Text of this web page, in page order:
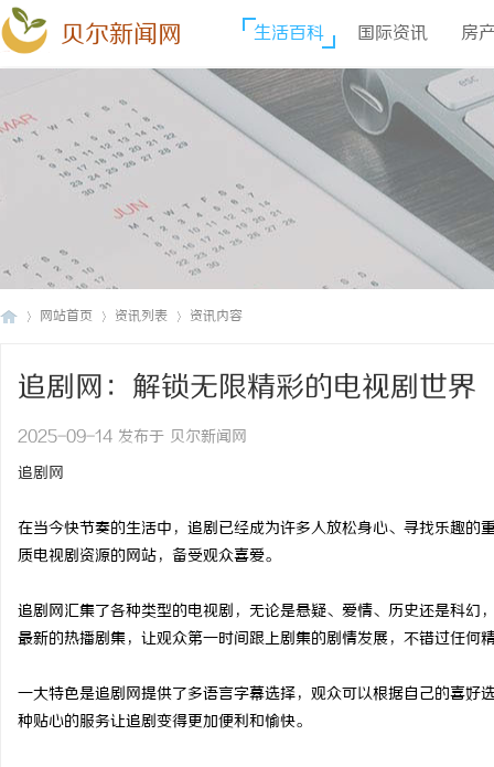
贝尔新闻网 生活百科 国际资讯 房
网站首页 资讯列表 资讯内容
追剧网：解锁无限精彩的电视剧世界
2025-09-14 发布于 贝尔新闻网
追剧网
在当今快节奏的生活中，追剧已经成为许多人放松身心、寻找乐趣
质电视剧资源的网站，备受观众喜爱。
追剧网汇集了各种类型的电视剧，无论是悬疑、爱情、历史还是科
最新的热播剧集，让观众第一时间跟上剧集的剧情发展，不错过任何
一大特色是追剧网提供了多语言字幕选择，观众可以根据自己的喜
种贴心的服务让追剧变得更加便利和愉快。